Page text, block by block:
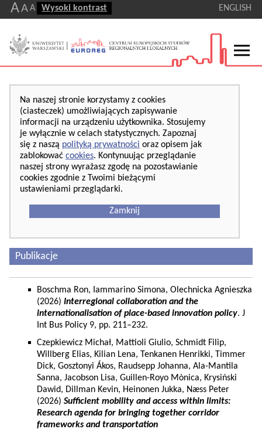
AA A Wysoki kontrast ENGLISH
Na naszej stronie korzystamy z cookies
(ciasteczek) umożliwiających zapisywanie
informacji na urządzeniu użytkownika. Stosujemy
je wyłącznie w celach statystycznych. Zapoznaj
się z naszą polityką prywatności oraz opisem jak
zablokować cookies. Kontynuując przeglądanie
naszej strony wyrażasz zgodę na pozostawianie
cookies zgodnie z Twoimi bieżącymi
ustawieniami przeglądarki.
Zamknij
Publikacje
Boschma Ron, Iammarino Simona, Olechnicka Agnieszka
(2026) Interregional collaboration and the
internationalisation of place-based innovation policy. J
Int Bus Policy 9, pp. 211–232.
Czepkiewicz Michał, Mattioli Giulio, Schmidt Filip,
Willberg Elias, Kilian Lena, Tenkanen Henrikki, Timmer
Dick, Gosztonyi Ákos, Raudsepp Johanna, Ala-Mantila
Sanna, Jacobson Lisa, Guillen-Royo Mònica, Krysiński
Dawid, Dillman Kevin, Heinonen Jukka, Næss Peter
(2026) Sufficient mobility and access within limits:
Research agenda for bringing together corridor
frameworks and transportation